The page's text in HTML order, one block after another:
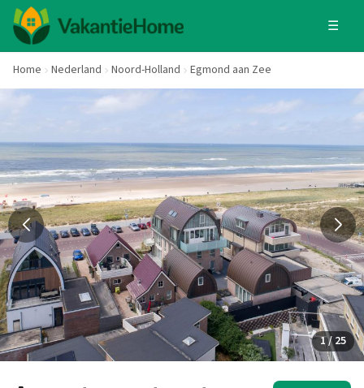
☰
Home Nederland Noord-Holland Egmond aan Zee
1 / 25